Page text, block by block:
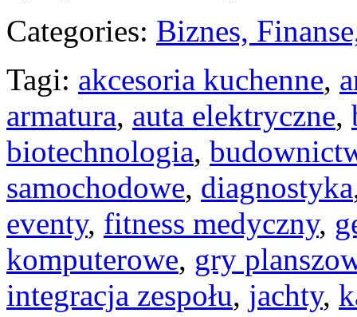
Categories: Biznes,
Tagi: akcesoria kuchenne,
armatura, auta elektryczne,
biotechnologia,
samochodowe, diagnostyka
eventy, fitness medyczny,
komputerowe, gry
integracja zespołu, jachty,